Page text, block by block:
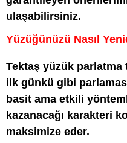
ulaşabilirsiniz.
Yüzüğünüzü Nasıl
Tektaş yüzük parlatma
ilk günkü gibi
basit ama etkili
kazanacağı karakteri
maksimize eder.